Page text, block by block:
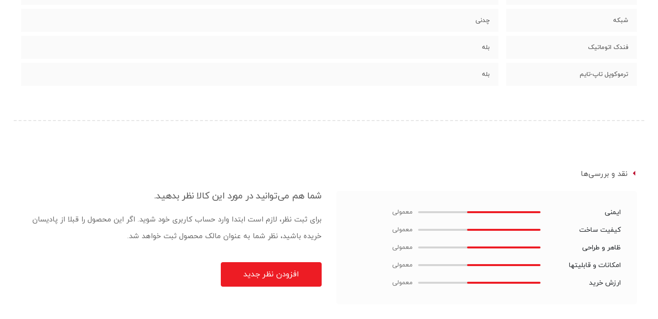
شبکه چدنی
فندک اتوماتیک بله
ترموکوپل تاپ-تایم بله
نقد و بررسی‌ها
ایمنی
کیفیت ساخت
ظاهر و طراحی
امکانات و قابلیتها
ارزش خرید
شما هم می‌توانید در مورد این کالا نظر بدهید.
برای ثبت نظر، لازم است ابتدا وارد حساب کاربری خود شوید. اگر این محصول را قبلا از پادیسان
خریده باشید، نظر شما به عنوان مالک محصول ثبت خواهد شد.
افزودن نظر جدید